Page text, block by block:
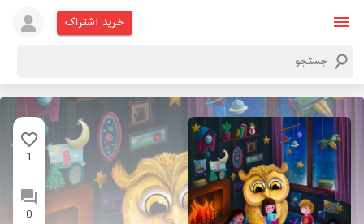
خرید اشتراک
1
0